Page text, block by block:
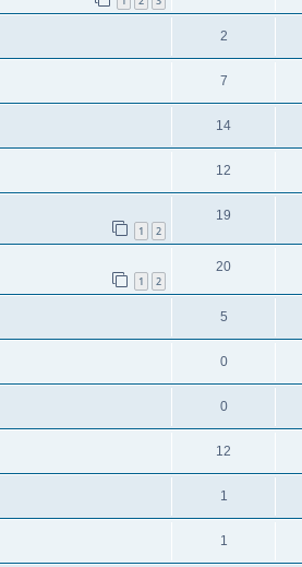
2
7
14
12
1 2
19
1 2
20
5
0
0
12
1
1